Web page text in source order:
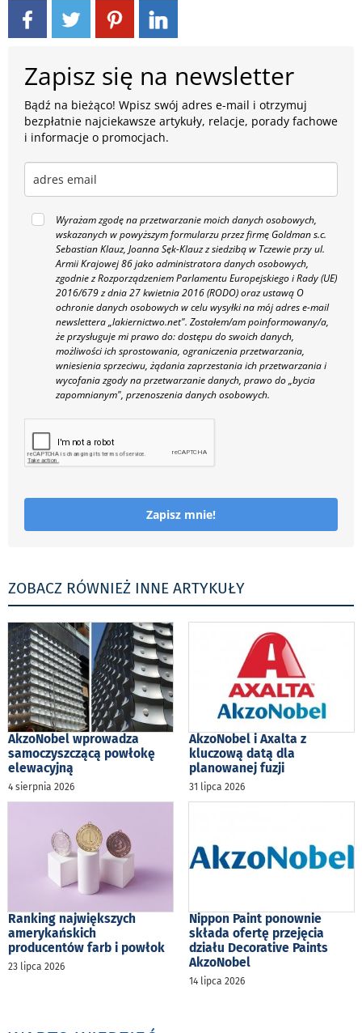
Zapisz się na newsletter
Bądź na bieżąco! Wpisz swój adres e-mail i otrzymuj
bezpłatnie najciekawsze artykuły, relacje, porady fachowe
i informacje o promocjach.
Wyrażam zgodę na przetwarzanie moich danych osobowych,
wskazanych w powyższym formularzu przez firmę Goldman s.c.
Sebastian Klauz, Joanna Sęk-Klauz z siedzibą w Tczewie przy ul.
Armii Krajowej 86 jako administratora danych osobowych,
zgodnie z Rozporządzeniem Parlamentu Europejskiego i Rady (UE)
2016/679 z dnia 27 kwietnia 2016 (RODO) oraz ustawą O
ochronie danych osobowych w celu wysyłki na mój adres e-mail
newslettera „lakiernictwo.net". Zostałem/am poinformowany/a,
że przysługuje mi prawo do: dostępu do swoich danych,
możliwości ich sprostowania, ograniczenia przetwarzania,
wniesienia sprzeciwu, żądania zaprzestania ich przetwarzania i
wycofania zgody na przetwarzanie danych, prawo do „bycia
zapomnianym", przenoszenia danych osobowych.
Zapisz mnie!
ZOBACZ RÓWNIEŻ INNE ARTYKUŁY
AkzoNobel wprowadza
samoczyszczącą powłokę
elewacyjną
4 sierpnia 2026
AkzoNobel i Axalta z
kluczową datą dla
planowanej fuzji
31 lipca 2026
Ranking największych
amerykańskich
producentów farb i powłok
23 lipca 2026
Nippon Paint ponownie
składa ofertę przejęcia
działu Decorative Paints
AkzoNobel
14 lipca 2026